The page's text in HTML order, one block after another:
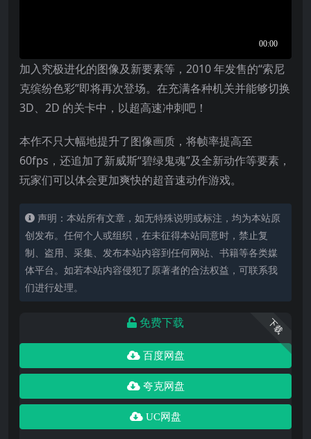
加入究极进化的图像及新要素等，2010 年发售的“索尼
克缤纷色彩”即将再次登场。在充满各种机关并能够切换
3D、2D 的关卡中，以超高速冲刺吧！
本作不只大幅地提升了图像画质，将帧率提高至
60fps，还追加了新威斯“碧绿鬼魂”及全新动作等要素，
玩家们可以体会更加爽快的超音速动作游戏。
声明：本站所有文章，如无特殊说明或标注，均为本站原
创发布。任何个人或组织，在未征得本站同意时，禁止复
制、盗用、采集、发布本站内容到任何网站、书籍等各类媒
体平台。如若本站内容侵犯了原著者的合法权益，可联系我
们进行处理。
下载
免费下载
百度网盘
夸克网盘
UC网盘